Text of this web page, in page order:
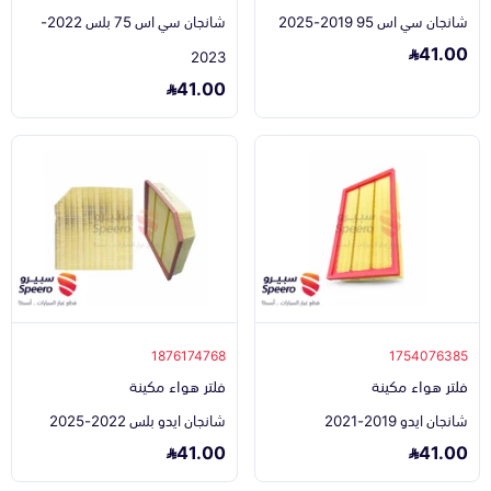
شانجان سي اس 95 2019-2025
41.00
شانجان سي اس 75 بلس 2022-
2023
41.00
1754076385
فلتر هواء مكينة
شانجان ايدو 2019-2021
41.00
1876174768
فلتر هواء مكينة
شانجان ايدو بلس 2022-2025
41.00